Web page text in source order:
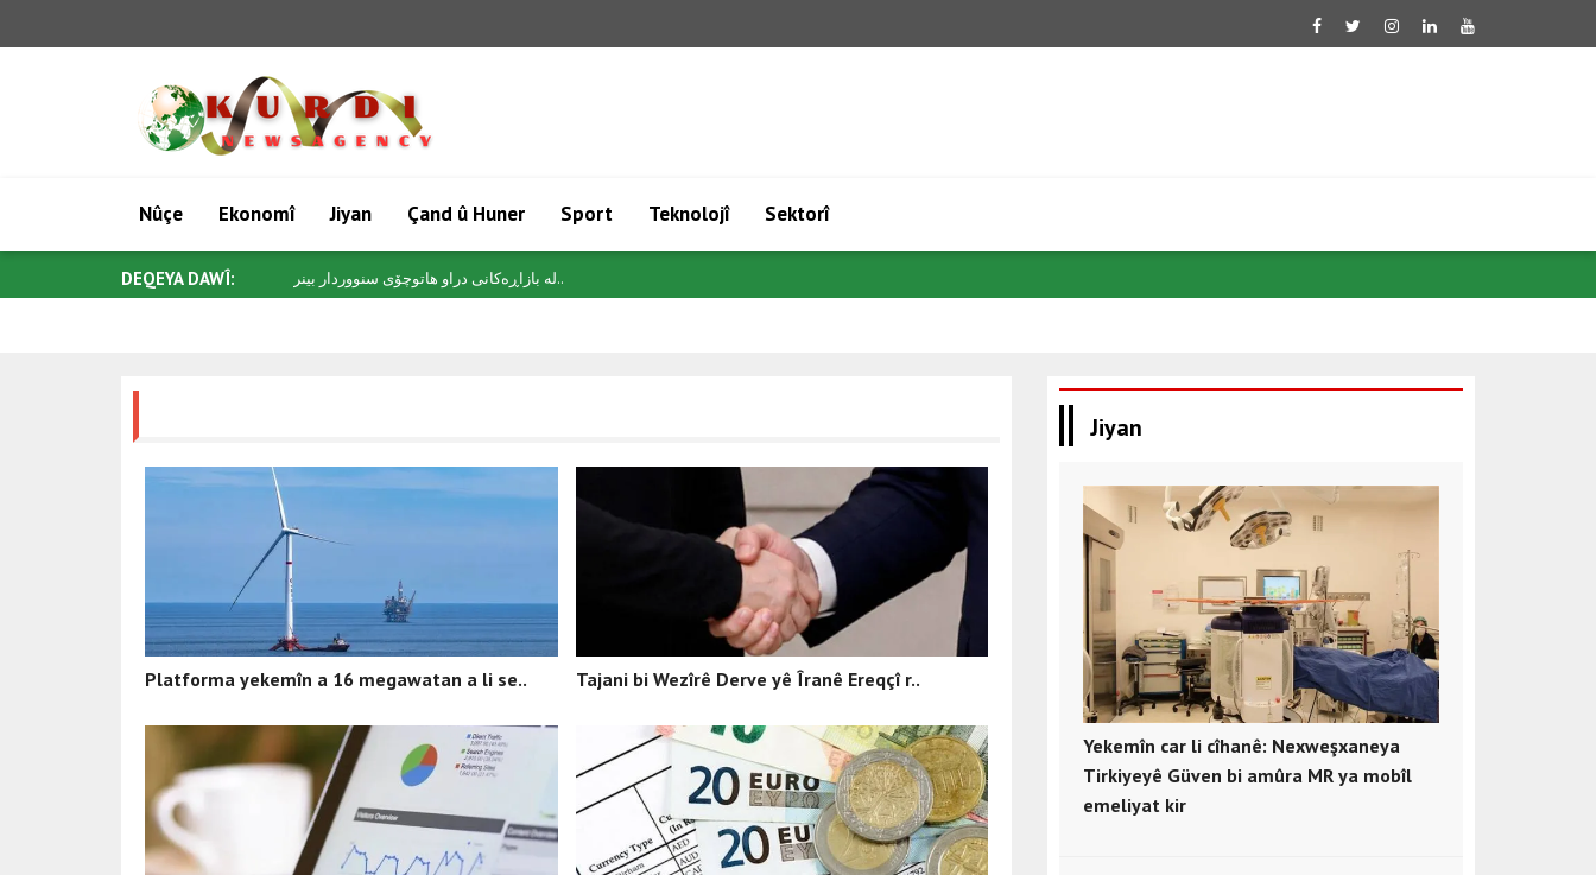
Nûçe Ekonomî Jiyan Çand û Huner Sport Teknolojî Sektorî
DEQEYA DAWÎ: لە بازاڕەکانی دراو هاتوچۆی سنووردار بینر..
Platforma yekemîn a 16 megawatan a li se.. Tajani bi Wezîrê Derve yê Îranê Ereqçî r..
Jiyan
Yekemîn car li cîhanê: Nexweşxaneya
Tirkiyeyê Güven bi amûra MR ya mobîl
emeliyat kir